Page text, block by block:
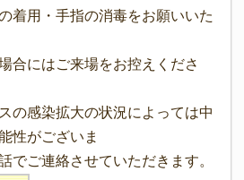
着用・手指の消毒をお願いいた
合にはご来場をお控えくださ
の感染拡大の状況によっては中
能性がございま
でご連絡させていただきます。